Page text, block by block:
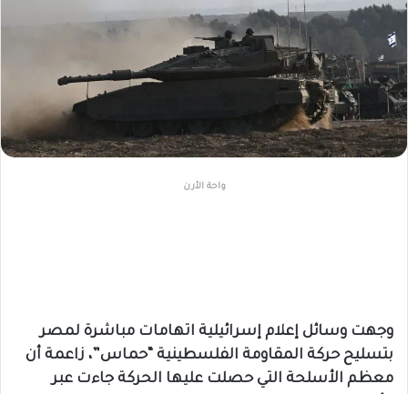
واحة الأرن
وجهت وسائل إعلام إسرائيلية اتهامات مباشرة لمصر
بتسليح حركة المقاومة الفلسطينية “حماس”، زاعمة أن
معظم الأسلحة التي حصلت عليها الحركة جاءت عبر